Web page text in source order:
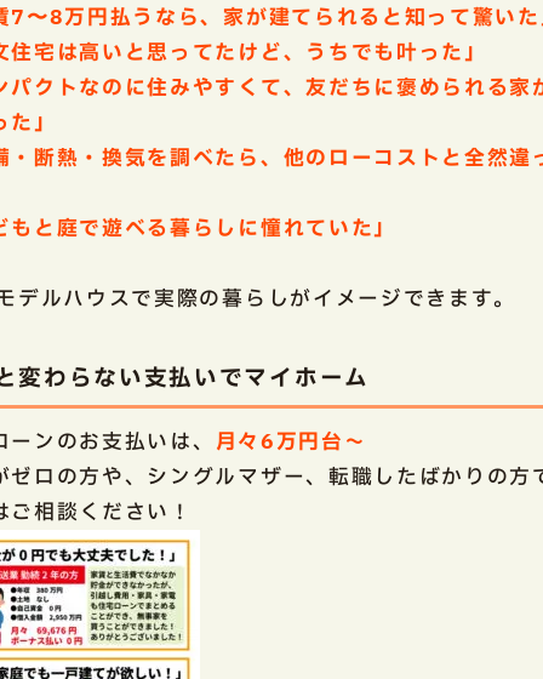
7〜8万円払うなら、家が建てられると知って驚い
住宅は高いと思ってたけど、うちでも叶った」
パクトなのに住みやすくて、友だちに褒められる家
」
・断熱・換気を調べたら、他のローコストと全然違
もと庭で遊べる暮らしに憧れていた」
デルハウスで実際の暮らしがイメージできます。
変わらない支払いでマイホーム
ーンのお支払いは、 月々6万円台～
ゼロの方や、シングルマザー、転職したばかりの方
ご相談ください！